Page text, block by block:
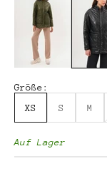
Größe:
XS
S M
Auf Lager